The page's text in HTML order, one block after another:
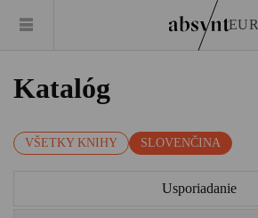
EUR
Katalóg
VŠETKY KNIHY SLOVENČINA
Usporiadanie